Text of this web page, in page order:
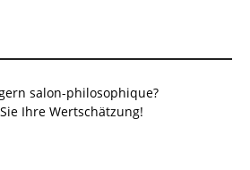
salon-philosophique?
Ihre Wertschätzung!